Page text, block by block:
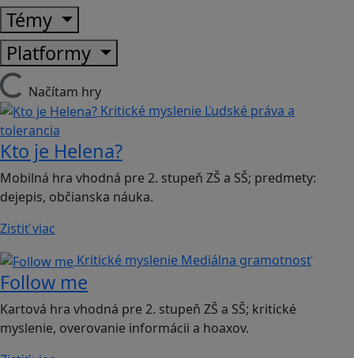
Témy
Platformy
Načítam hry
Kritické myslenie Ľudské práva a
tolerancia
Kto je Helena?
Mobilná hra vhodná pre 2. stupeň ZŠ a SŠ; predmety:
dejepis, občianska náuka.
Zistiť viac
Kritické myslenie Mediálna gramotnosť
Follow me
Kartová hra vhodná pre 2. stupeň ZŠ a SŠ; kritické
myslenie, overovanie informácii a hoaxov.